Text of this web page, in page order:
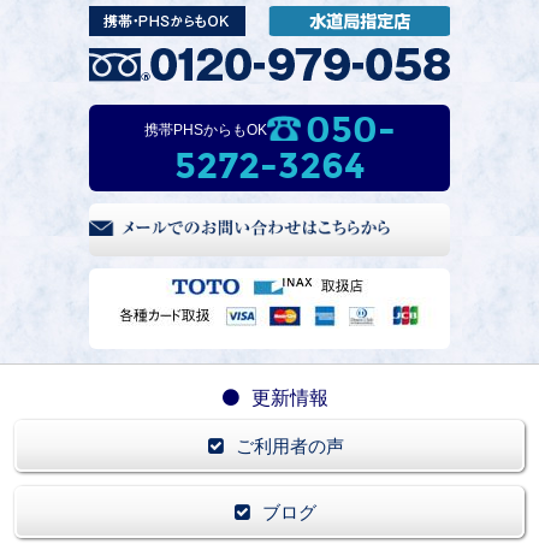
携帯PHSからもOK
050-
5272-3264
更新情報
ご利用者の声
ブログ